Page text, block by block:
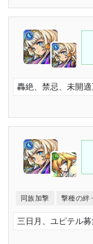
轟絶、禁忌、未開
同族加撃 撃種の絆
三日月、ユピテル